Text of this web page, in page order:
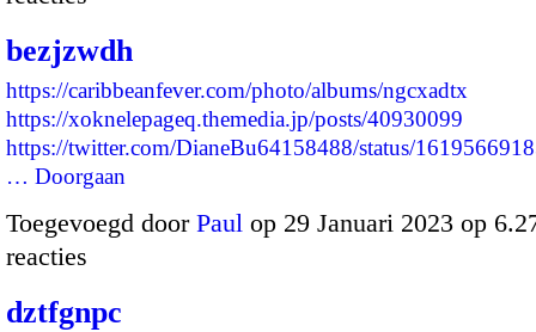
bezjzwdh
https://caribbeanfever.com/photo/albums/ngcxadtx
https://xoknelepageq.themedia.jp/posts/40930099
https://twitter.com/DianeBu64158488/status/
… Doorgaan
Toegevoegd door Paul op 29 Januari 2023 op
reacties
dztfgnpc